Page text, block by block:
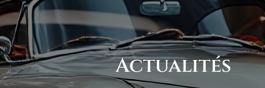
Actualités